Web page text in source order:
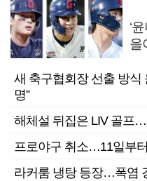
‘
을
새 축구협회장 선출 방
명”
해체설 뒤집은 LIV 골프…
프로야구 취소…11일부
라커룸 냉탕 등장…폭염